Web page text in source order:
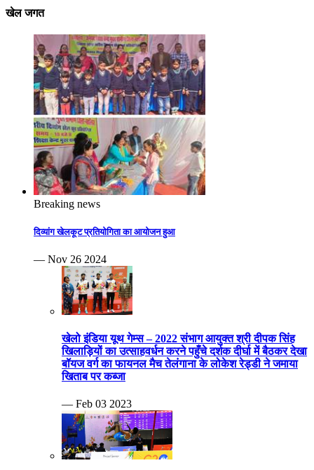
खेल जगत
Breaking news
दिव्यांग खेलकूट प्रतियोगिता का आयोजन हुआ
— Nov 26 2024
खेलो इंडिया यूथ गेम्स – 2022 संभाग आयुक्त श्री दीपक सिंह
खिलाड़ियों का उत्साहवर्धन करने पहुँचे दर्शक दीर्घा में बैठकर देखा
बॉयज वर्ग का फायनल मैच तेलंगाना के लोकेश रेड्डी ने जमाया
खिताब पर कब्जा
— Feb 03 2023